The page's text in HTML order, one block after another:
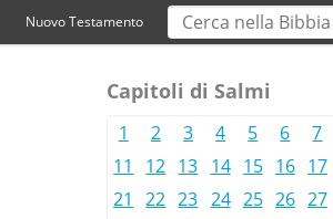
Nuovo Testamento
Capitoli di Salmi
1 2 3 4 5 6 7
11
12 13 14 15 16 17
21
22 23 24 25 26 27